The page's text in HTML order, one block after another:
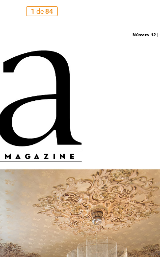
1 de84
magazine
Número 12 |